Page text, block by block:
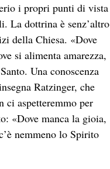
i propri punti di vista
La dottrina è senz’altro
della Chiesa. «Dove
si alimenta amarezza,
Una conoscenza
Ratzinger, che
ci aspetteremmo per
«Dove manca la gioia,
nemmeno lo Spirito